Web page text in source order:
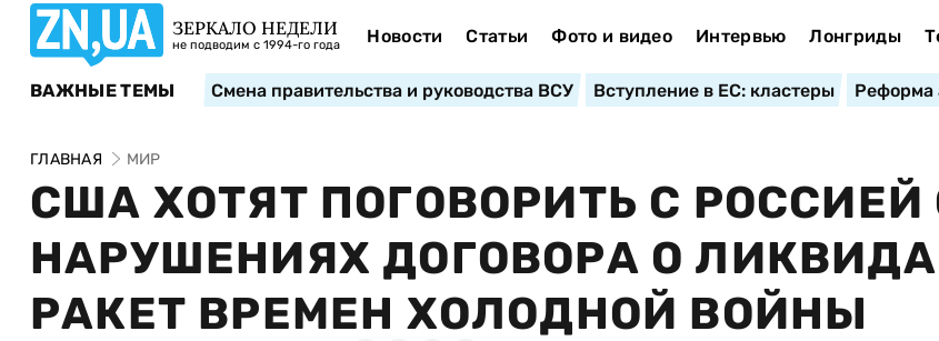
ЗЕРКАЛО НЕДЕЛИ
не подводим с 1994-го года Новости Статьи Фото и видео Интервью Лонгриды
ВАЖНЫЕ ТЕМЫ Смена правительства и руководства ВСУ Вступление в ЕС: кластеры Реформа
ГЛАВНАЯ МИР
США ХОТЯТ ПОГОВОРИТЬ С РОССИЕЙ
НАРУШЕНИЯХ ДОГОВОРА О
РАКЕТ ВРЕМЕН ХОЛОДНОЙ ВОЙНЫ